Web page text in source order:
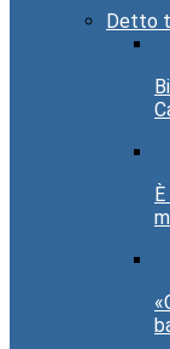
Detto